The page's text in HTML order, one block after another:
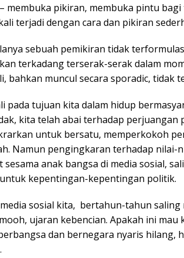
membuka pikiran, membuka pintu
terjadi dengan cara dan pikiran
sebuah pemikiran tidak
terkadang terserak-serak dalam
bahkan muncul secara sporadic, tidak
pada tujuan kita dalam hidup
kita telah abai terhadap perjuangan
untuk bersatu, memperkokoh
Namun pengingkaran terhadap
sesama anak bangsa di media sosial,
kepentingan-kepentingan politik.
sosial kita, bertahun-tahun saling
ujaran kebencian. Apakah ini
dan bernegara nyaris hilang,